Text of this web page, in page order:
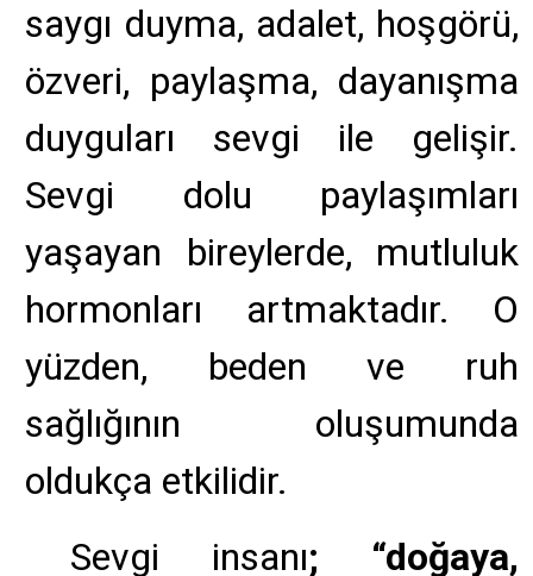
saygı duyma, adalet, hoşgörü,
özveri, paylaşma, dayanışma
duyguları sevgi ile gelişir.
Sevgi dolu paylaşımları
yaşayan bireylerde, mutluluk
hormonları artmaktadır. O
yüzden, beden ve ruh
sağlığının oluşumunda
oldukça etkilidir.
Sevgi insanı; “doğaya,